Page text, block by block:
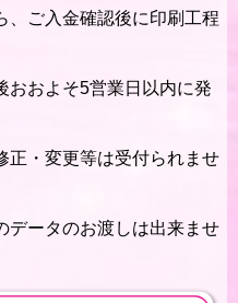
、ご入金確認後に印刷工程
おおよそ5営業日以内に発
・変更等は受付られませ
ータのお渡しは出来ませ